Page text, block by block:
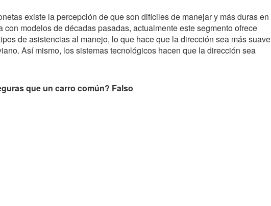
existe la percepción de que son difíciles de manejar y más duras en
modelos de décadas pasadas, actualmente este segmento ofrece
de asistencias al manejo, lo que hace que la dirección sea más suave
Así mismo, los sistemas tecnológicos hacen que la dirección sea
que un carro común? Falso